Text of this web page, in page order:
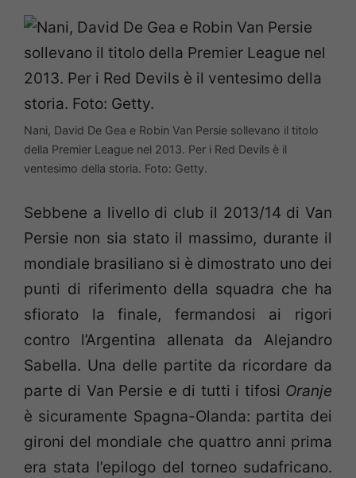
Nani, David De Gea e Robin Van Persie sollevano il titolo
della Premier League nel 2013. Per i Red Devils è il
ventesimo della storia. Foto: Getty.
Sebbene a livello di club il 2013/14 di Van
Persie non sia stato il massimo, durante il
mondiale brasiliano si è dimostrato uno dei
punti di riferimento della squadra che ha
sfiorato la finale, fermandosi ai rigori
contro l’Argentina allenata da Alejandro
Sabella. Una delle partite da ricordare da
parte di Van Persie e di tutti i tifosi Oranje
è sicuramente Spagna-Olanda: partita dei
gironi del mondiale che quattro anni prima
era stata l’epilogo del torneo sudafricano.